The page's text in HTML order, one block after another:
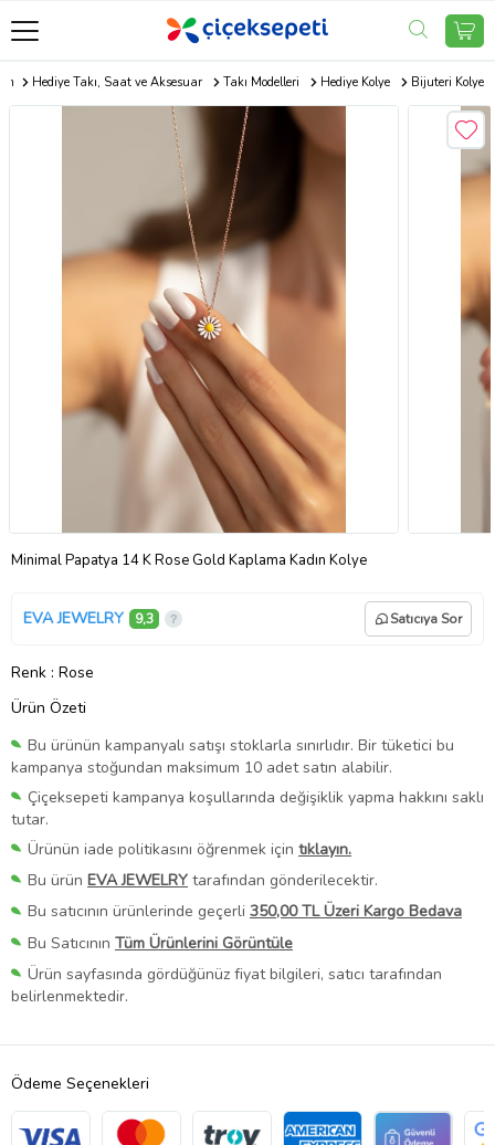
Hediye Takı, Saat ve Aksesuar Takı Modelleri Hediye Kolye Bijuteri Kolye
Minimal Papatya 14 K Rose Gold Kaplama Kadın Kolye
EVA JEWELRY 9,3 Satıcıya Sor
Renk : Rose
Ürün Özeti
Bu ürünün kampanyalı satışı stoklarla sınırlıdır. Bir tüketici bu
kampanya stoğundan maksimum 10 adet satın alabilir.
Çiçeksepeti kampanya koşullarında değişiklik yapma hakkını saklı
tutar.
Ürünün iade politikasını öğrenmek için tıklayın.
Bu ürün EVA JEWELRY tarafından gönderilecektir.
Bu satıcının ürünlerinde geçerli 350,00 TL Üzeri Kargo Bedava
Bu Satıcının Tüm Ürünlerini Görüntüle
Ürün sayfasında gördüğünüz fiyat bilgileri, satıcı tarafından
belirlenmektedir.
Ödeme Seçenekleri